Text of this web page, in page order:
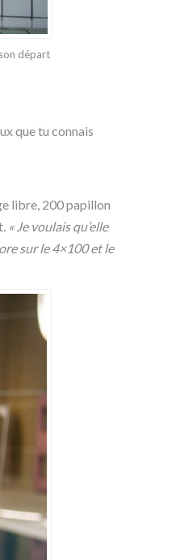
départ
que tu connais
libre, 200 papillon
« Je voulais qu’elle
sur le 4×100 et le